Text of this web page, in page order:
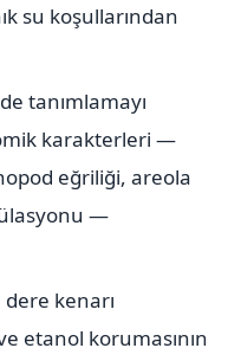
su koşullarından
tanımlamayı
karakterleri —
eğriliği, areola
—
kenarı
etanol korumasının